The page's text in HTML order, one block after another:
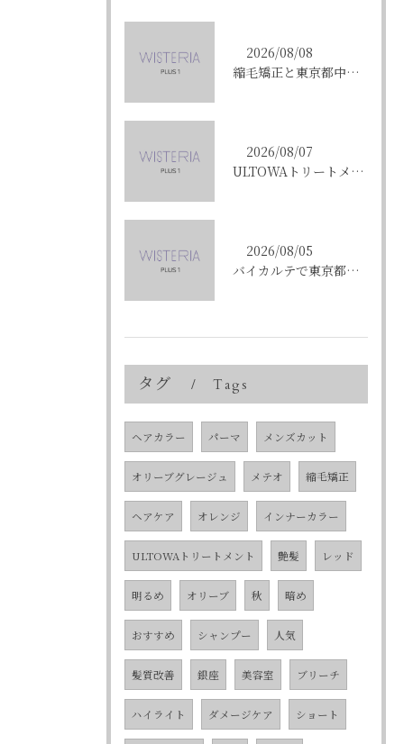
2026/08/08
縮毛矯正と東京都中央区銀座で叶える髪質改善のポイントと理想の仕上がりを徹底解説
2026/08/07
ULTOWAトリートメントで東京都中央区銀座の髪質改善を目指す人への効果と選び方ガイド
2026/08/05
バイカルテで東京都中央区銀座のエイジングケア悩みを解決する方法と正規品選びのポイント
タグ Tags
ヘアカラー パーマ メンズカット
オリーブグレージュ メテオ 縮毛矯正
ヘアケア オレンジ インナーカラー
ULTOWAトリートメント 艶髪 レッド
明るめ オリーブ 秋 暗め
おすすめ シャンプー 人気
髪質改善 銀座 美容室 ブリーチ
ハイライト ダメージケア ショート